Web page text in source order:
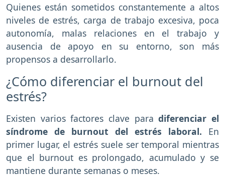
Quienes están sometidos constantemente a altos
niveles de estrés, carga de trabajo excesiva, poca
autonomía, malas relaciones en el trabajo y
ausencia de apoyo en su entorno, son más
propensos a desarrollarlo.
¿Cómo diferenciar el burnout del
estrés?
Existen varios factores clave para diferenciar el
síndrome de burnout del estrés laboral. En
primer lugar, el estrés suele ser temporal mientras
que el burnout es prolongado, acumulado y se
mantiene durante semanas o meses.